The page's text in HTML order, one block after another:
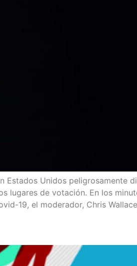
Esta­dos Uni­dos
luga­res de vota­ción. En los
19, el mode­ra­dor, Chris